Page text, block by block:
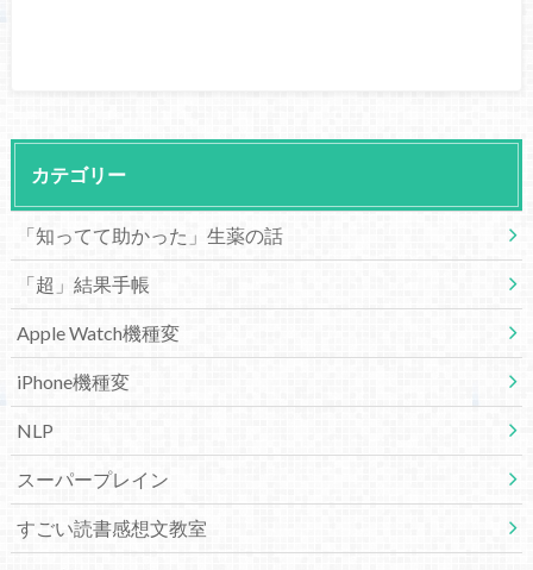
カテゴリー
「知ってて助かった」生薬の話
「超」結果手帳
Apple Watch機種変
iPhone機種変
NLP
スーパープレイン
すごい読書感想文教室